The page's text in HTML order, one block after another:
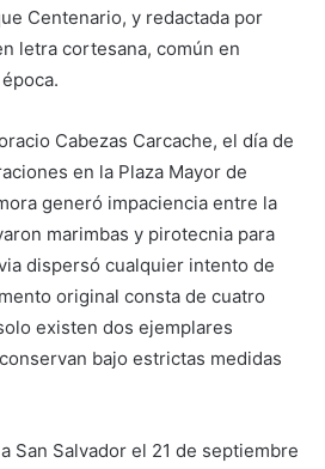
Centenario, y redactada por
letra cortesana, común en
Cabezas Carcache, el día de
en la Plaza Mayor de
generó impaciencia entre la
marimbas y pirotecnia para
dispersó cualquier intento de
original consta de cuatro
existen dos ejemplares
bajo estrictas medidas
San Salvador el 21 de septiembre